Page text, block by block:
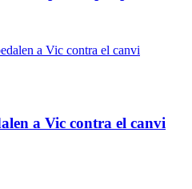
a Vic contra el canvi